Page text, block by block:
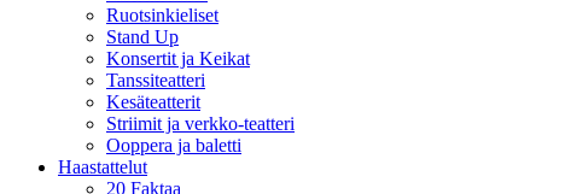
Ruotsinkieliset
Stand Up
Konsertit ja Keikat
Tanssiteatteri
Kesäteatterit
Striimit ja verkko-teatteri
Ooppera ja baletti
Haastattelut
20 Faktaa